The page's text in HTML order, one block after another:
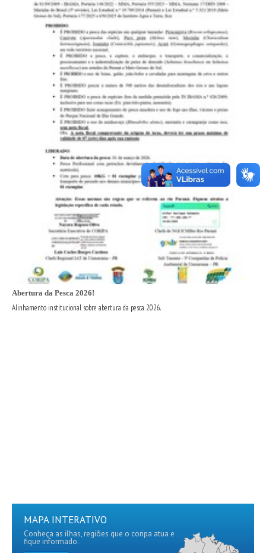
Abertura da Pesca 2026!
Alinhamento institucional sobre abertura da pesca 2026.
MAPA INTERATIVO
Conheça as ilhas, regiões que o coripa atua e
fique informado.